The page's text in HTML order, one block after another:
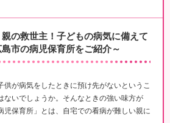
の救世主！子どもの病気に備えて
島市の病児保育所をご紹介～
供が病気をしたときに預け先がないというこ
ないでしょうか。そんなときの強い味方が
児保育所」とは、自宅での看病が難しい親に